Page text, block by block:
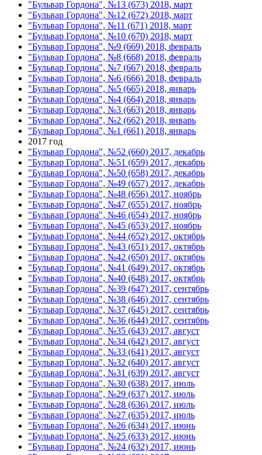
"Бульвар Гордона", №13 (673) 2018, март
"Бульвар Гордона", №12 (672) 2018, март
"Бульвар Гордона", №11 (671) 2018, март
"Бульвар Гордона", №10 (670) 2018, март
"Бульвар Гордона", №9 (669) 2018, февраль
"Бульвар Гордона", №8 (668) 2018, февраль
"Бульвар Гордона", №7 (667) 2018, февраль
"Бульвар Гордона", №6 (666) 2018, февраль
"Бульвар Гордона", №5 (665) 2018, январь
"Бульвар Гордона", №4 (664) 2018, январь
"Бульвар Гордона", №3 (663) 2018, январь
"Бульвар Гордона", №2 (662) 2018, январь
"Бульвар Гордона", №1 (661) 2018, январь
2017 год
"Бульвар Гордона", №52 (660) 2017, декабрь
"Бульвар Гордона", №51 (659) 2017, декабрь
"Бульвар Гордона", №50 (658) 2017, декабрь
"Бульвар Гордона", №49 (657) 2017, декабрь
"Бульвар Гордона", №48 (656) 2017, ноябрь
"Бульвар Гордона", №47 (655) 2017, ноябрь
"Бульвар Гордона", №46 (654) 2017, ноябрь
"Бульвар Гордона", №45 (653) 2017, ноябрь
"Бульвар Гордона", №44 (652) 2017, октябрь
"Бульвар Гордона", №43 (651) 2017, октябрь
"Бульвар Гордона", №42 (650) 2017, октябрь
"Бульвар Гордона", №41 (649) 2017, октябрь
"Бульвар Гордона", №40 (648) 2017, октябрь
"Бульвар Гордона", №39 (647) 2017, сентябрь
"Бульвар Гордона", №38 (646) 2017, сентябрь
"Бульвар Гордона", №37 (645) 2017, сентябрь
"Бульвар Гордона", №36 (644) 2017, сентябрь
"Бульвар Гордона", №35 (643) 2017, август
"Бульвар Гордона", №34 (642) 2017, август
"Бульвар Гордона", №33 (641) 2017, август
"Бульвар Гордона", №32 (640) 2017, август
"Бульвар Гордона", №31 (639) 2017, август
"Бульвар Гордона", №30 (638) 2017, июль
"Бульвар Гордона", №29 (637) 2017, июль
"Бульвар Гордона", №28 (636) 2017, июль
"Бульвар Гордона", №27 (635) 2017, июль
"Бульвар Гордона", №26 (634) 2017, июнь
"Бульвар Гордона", №25 (633) 2017, июнь
"Бульвар Гордона", №24 (632) 2017, июнь